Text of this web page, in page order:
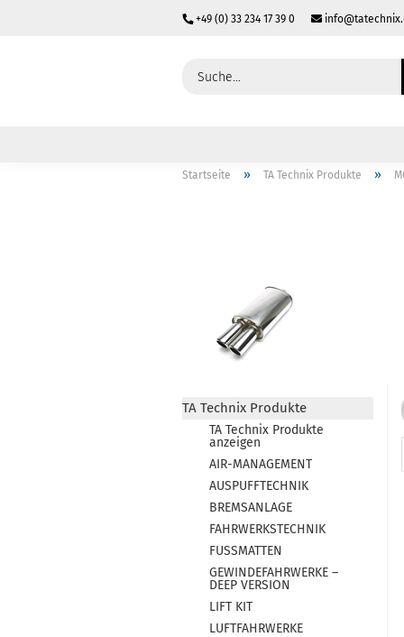
+49 (0) 33 234 17 39 0
Startseite » TA Technix Produkte »
TA Technix Produkte
TA Technix Produkte
anzeigen
AIR-MANAGEMENT
AUSPUFFTECHNIK
BREMSANLAGE
FAHRWERKSTECHNIK
FUSSMATTEN
GEWINDEFAHRWERKE –
DEEP VERSION
LIFT KIT
LUFTFAHRWERKE